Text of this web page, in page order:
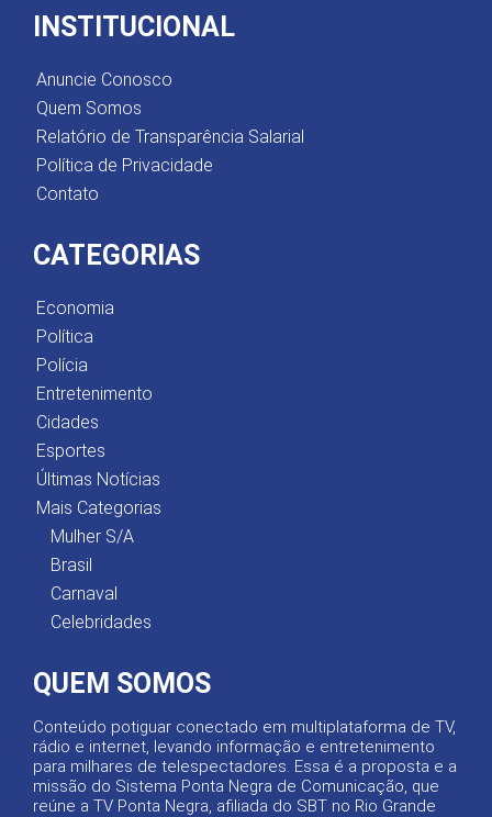
INSTITUCIONAL
Anuncie Conosco
Quem Somos
Relatório de Transparência Salarial
Política de Privacidade
Contato
CATEGORIAS
Economia
Política
Polícia
Entretenimento
Cidades
Esportes
Últimas Notícias
Mais Categorias
Mulher S/A
Brasil
Carnaval
Celebridades
QUEM SOMOS
Conteúdo potiguar conectado em multiplataforma de TV,
rádio e internet, levando informação e entretenimento
para milhares de telespectadores. Essa é a proposta e a
missão do Sistema Ponta Negra de Comunicação, que
reúne a TV Ponta Negra, afiliada do SBT no Rio Grande